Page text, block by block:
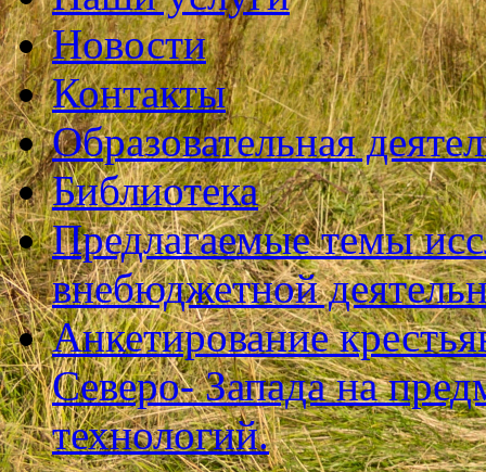
Новости
Контакты
Образовательная
Библиотека
Предлагаемые темы
внебюджетной
Анкетирование
Северо- Запада на
технологий.